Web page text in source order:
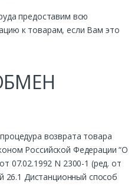
предоставим всю
к товарам, если Вам это
возврата товара
Российской Федерации “О
07.02.1992 N 2300-1 (ред. от
26.1 Дистанционный способ